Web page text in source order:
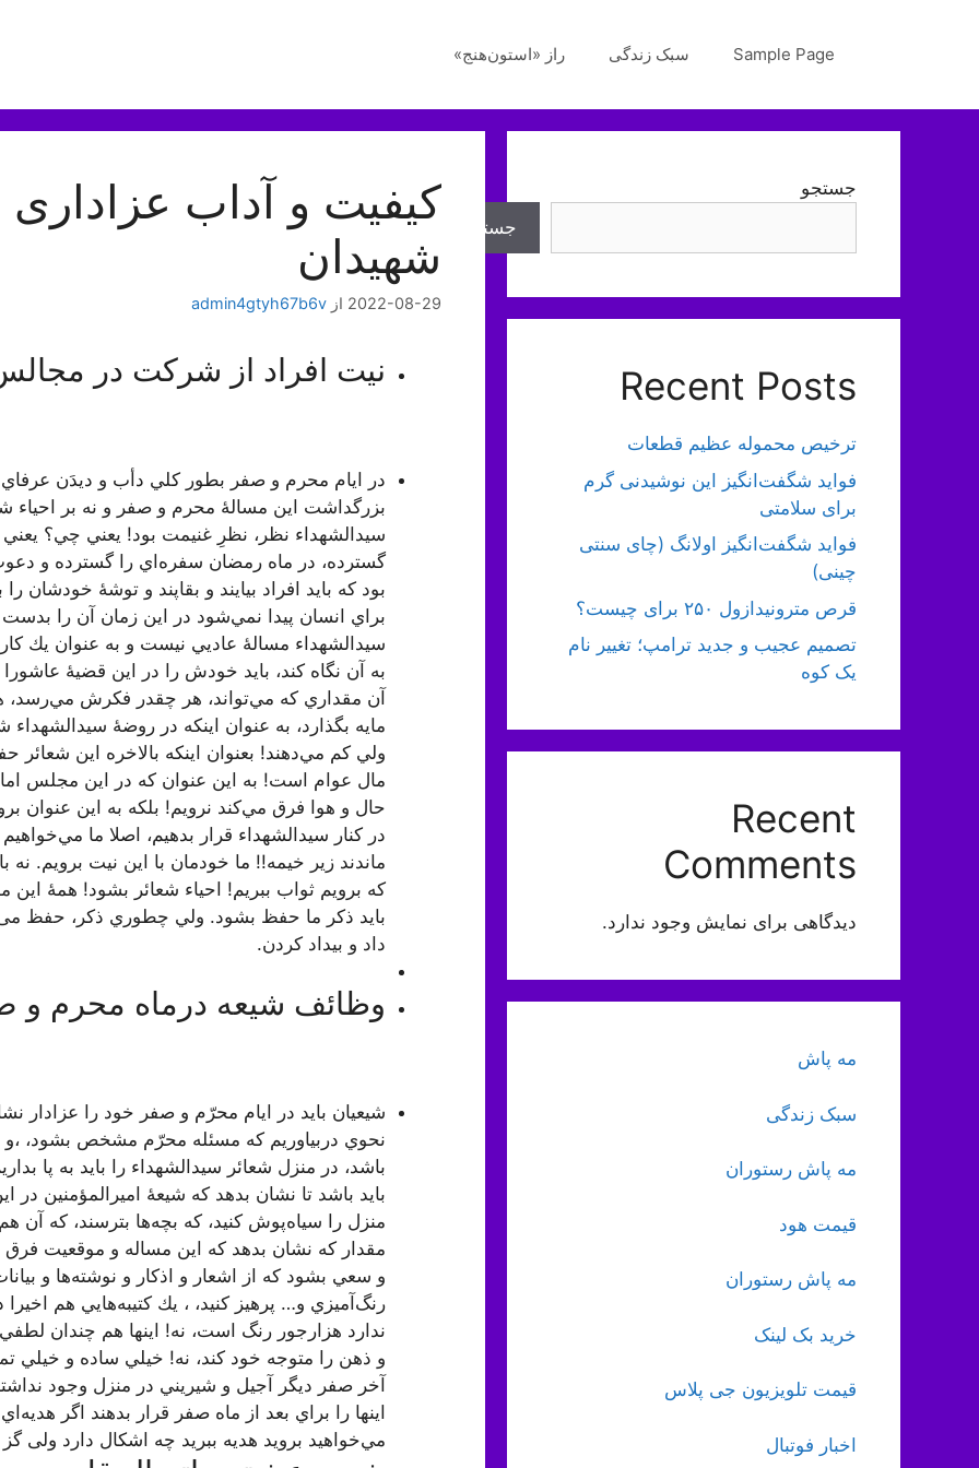
Sample Page سبک زندگی راز «استون‌هنج»
کیفیت و آداب عزاداری
شهیدان
2022-08-29 از admin4gtyh67b6v
نيت افراد از شركت در
در ايام محرم و صفر بطور كلي دأب و دیدَن عرفاي
بزرگداشت اين مسالۀ محرم و صفر و نه بر احياء
سيدالشهداء نظر، ‌نظرِ غنيمت بود! يعني چي؟
گسترده، در ماه رمضان سفره‌اي را گسترده و
بود كه بايد افراد بيايند و بقاپند و توشۀ
براي انسان پيدا نمي‌شود در اين زمان آن را
سيدالشهداء مسالۀ عادیي نيست و به عنوان يك كار
به آن نگاه كند، بايد خودش را در اين قضيۀ عاشورا
آن مقداري كه مي‌تواند، هر چقدر فكرش مي‌رسد،
مايه بگذارد، به عنوان اينكه در روضۀ
ولي كم مي‌دهند! بعنوان اينكه بالاخره اين
مال عوام است! به اين عنوان كه در اين مجلس
حال و هوا فرق مي‌كند نرويم! بلکه به اين عنوان
در كنار سيدالشهدا‌ء‌ قرار بدهيم، اصلا ما
ماندند زير خيمه!! ما خودمان با اين نيت برويم.
كه برويم ثواب ببريم! احياء شعائر بشود! همۀ
بايد ذكر ما حفظ بشود. ولي چطوري ذكر، حفظ می
داد و بيداد كردن.
وظائف شيعه درماه محرم و
شيعیان بايد در ايام محرّم و صفر خود را عزادار
نحوي دربياوريم كه مسئله محرّم مشخص بشود، ،و
باشد، در منزل شعائر سيدالشهداء را بايد به پا
بايد باشد تا نشان بدهد كه شيعۀ اميرالمؤمنين
منزل را سياه‌پوش كنيد، كه بچه‌ها بترسند، که
مقدار كه نشان بدهد كه این مساله و موقعیت
و سعي بشود كه از اشعار و اذكار و نوشته‌ها و
رنگ‌آميزي و… پرهیز کنید، ، يك كتيبه‌هایي هم
ندارد هزارجور رنگ است، نه! اينها هم چندان
و ذهن را متوجه خود كند، نه! خيلي ساده و خيلي
آخر صفر ديگر آجیل و شيريني در منزل وجود
اينها را براي بعد از ماه صفر قرار بدهند اگر
مي‌خواهيد برويد هديه ببريد چه اشكال دارد ولی
جستجو
جستجو
Recent Posts
ترخیص محموله عظیم قطعات
فواید شگفت‌انگیز این نوشیدنی گرم
برای سلامتی
فواید شگفت‌انگیز اولانگ (چای سنتی
چینی)
قرص مترونیدازول ۲۵۰ برای چیست؟
تصمیم عجیب و جدید ترامپ؛ تغییر نام
یک کوه
Recent
Comments
دیدگاهی برای نمایش وجود ندارد.
مه پاش
سبک زندگی
مه پاش رستوران
قیمت هود
مه پاش رستوران
خرید بک لینک
قیمت تلویزیون جی پلاس
اخبار فوتبال